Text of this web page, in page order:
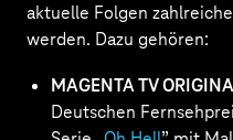
aktuelle Folgen
werden. Dazu gehören:
MAGENTA TV
Deutschen